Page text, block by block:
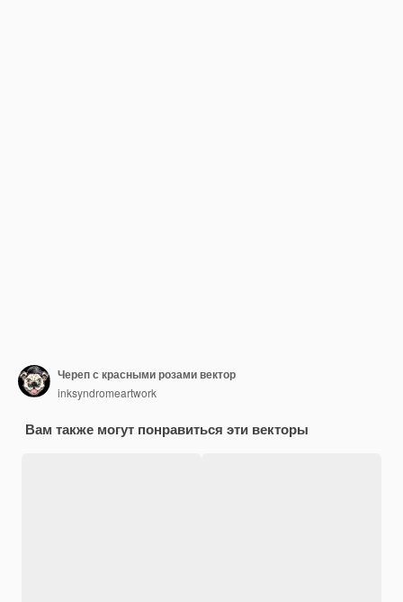
Череп с красными розами вектор
inksyndromeartwork
Вам также могут понравиться эти векторы